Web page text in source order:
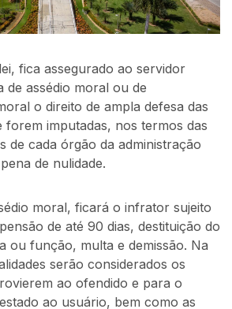
fica assegurado ao servidor
de assédio moral ou de
o direito de ampla defesa das
forem imputadas, nos termos das
de cada órgão da administração
de nulidade.
moral, ficará o infrator sujeito
de até 90 dias, destituição do
ou função, multa e demissão. Na
serão considerados os
ao ofendido e para o
ao usuário, bem como as